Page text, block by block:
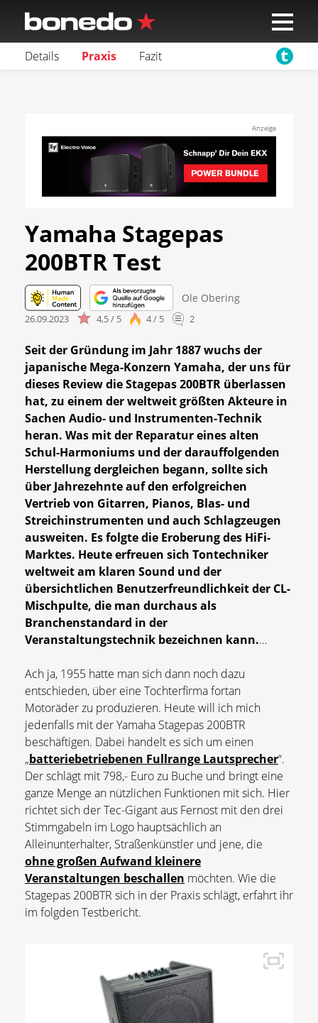
Details Praxis Fazit
Anzeige
Yamaha Stagepas
200BTR Test
Ole Obering
26.09.2023 4,5 / 5 4 / 5 2
Seit der Gründung im Jahr 1887 wuchs der
japanische Mega-Konzern Yamaha, der uns für
dieses Review die Stagepas 200BTR überlassen
hat, zu einem der weltweit größten Akteure in
Sachen Audio- und Instrumenten-Technik
heran. Was mit der Reparatur eines alten
Schul-Harmoniums und der darauffolgenden
Herstellung dergleichen begann, sollte sich
über Jahrezehnte auf den erfolgreichen
Vertrieb von Gitarren, Pianos, Blas- und
Streichinstrumenten und auch Schlagzeugen
ausweiten. Es folgte die Eroberung des HiFi-
Marktes. Heute erfreuen sich Tontechniker
weltweit am klaren Sound und der
übersichtlichen Benutzerfreundlichkeit der CL-
Mischpulte, die man durchaus als
Branchenstandard in der
Veranstaltungstechnik bezeichnen kann.…
Ach ja, 1955 hatte man sich dann noch dazu
entschieden, über eine Tochterfirma fortan
Motoräder zu produzieren. Heute will ich mich
jedenfalls mit der Yamaha Stagepas 200BTR
beschäftigen. Dabei handelt es sich um einen
„batteriebetriebenen Fullrange Lautsprecher“.
Der schlägt mit 798,- Euro zu Buche und bringt eine
ganze Menge an nützlichen Funktionen mit sich. Hier
richtet sich der Tec-Gigant aus Fernost mit den drei
Stimmgabeln im Logo hauptsächlich an
Alleinunterhalter, Straßenkünstler und jene, die
ohne großen Aufwand kleinere
Veranstaltungen beschallen möchten. Wie die
Stagepas 200BTR sich in der Praxis schlägt, erfahrt ihr
im folgden Testbericht.